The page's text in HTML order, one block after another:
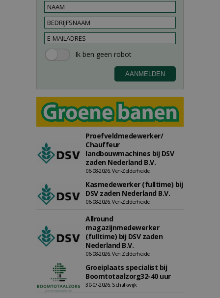
Proefveldmedewerker/
Chauffeur
landbouwmachines bij DSV
zaden Nederland B.V.
06-08-2026, Ven-Zelderheide
Kasmedewerker (fulltime) bij
DSV zaden Nederland B.V.
06-08-2026, Ven-Zelderheide
Allround
magazijnmedewerker
(fulltime) bij DSV zaden
Nederland B.V.
06-08-2026, Ven Zelderheide
Groeiplaats specialist bij
Boomtotaalzorg32-40 uur
30-07-2026, Schalkwijk